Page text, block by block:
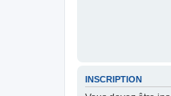
INSCRIPTION